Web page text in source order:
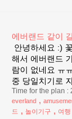
에버랜드 같이
안녕하세요 :)
해서 에버랜드
람이 없네요 ㅠ
중 당일치기로
Time for the plan :
everland ,
드 , 놀이기구 , 여행